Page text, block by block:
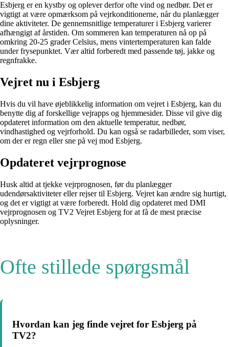
Esbjerg er en kystby og oplever derfor ofte vind og nedbør. Det er
vigtigt at være opmærksom på vejrkonditionerne, når du planlægger
dine aktiviteter. De gennemsnitlige temperaturer i Esbjerg varierer
afhængigt af årstiden. Om sommeren kan temperaturen nå op på
omkring 20-25 grader Celsius, mens vintertemperaturen kan falde
under frysepunktet. Vær altid forberedt med passende tøj, jakke og
regnfrakke.
Vejret nu i Esbjerg
Hvis du vil have øjeblikkelig information om vejret i Esbjerg, kan du
benytte dig af forskellige vejrapps og hjemmesider. Disse vil give dig
opdateret information om den aktuelle temperatur, nedbør,
vindhastighed og vejrforhold. Du kan også se radarbilleder, som viser,
om der er regn eller sne på vej mod Esbjerg.
Opdateret vejrprognose
Husk altid at tjekke vejrprognosen, før du planlægger
udendørsaktiviteter eller rejser til Esbjerg. Vejret kan ændre sig hurtigt,
og det er vigtigt at være forberedt. Hold dig opdateret med DMI
vejrprognosen og TV2 Vejret Esbjerg for at få de mest præcise
oplysninger.
Ofte stillede spørgsmål
Hvordan kan jeg finde vejret for Esbjerg på
TV2?